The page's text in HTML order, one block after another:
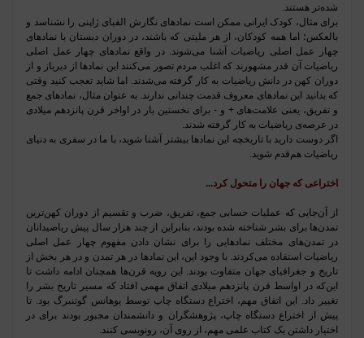
شده‌تر هستند.
برای مثال، کودک ایرانی ممکن است نمادهای نگارش الفبای ژاپنی را نشناسد و
بالعکس؛ اما همه کودکان، از هر ملیتی که باشند، در دوران دبستان با نمادهای
چهار عمل اصلی ریاضیات آشنا می‌شوند. در واقع نمادهای چهار عمل اصلی
ریاضیات آن قدر مشهورند که اغلب مردم تصور می‌کنند این نمادها از دیرباز و از
دوران کهن در دانش ریاضیات به کار گرفته می‌شدند. اما شاید تعجب کنید وقتی
که بدانید این نمادهای معروف قدمت چندانی ندارند. به عنوان مثال، نمادهای جمع
و تفریق، یعنی علامت‌های + و - برای نخستین بار در اواخر قرن پانزدهم میلادی
در عرصه‌ی ریاضیات به کار گرفته شدند.
اگر دوست دارید با تاریخچه‌ این نمادها بیشتر آشنا شوید، با ما در سفری به دنیای
ریاضیات هم‌قدم شوید.
اختراعی که جهان را متحول کرد...
از آن‌جایی که عملیات حسابی جمع، تفریق، ضرب و تقسیم از دوران کهن‌ترین
تمدن‌ها برای بشر شناخته شده بودند، بنابراین از چند هزار سال پیش ریاضیدانان
در تمدن‌های مختلف نمادهایی را برای نشان دادن مفهوم چهار عمل اصلی
ریاضیات استفاده می‌کردند. با وجود این، این نمادها در هر تمدن و در هر بخش از
تاریخ و جغرافیای جهان متفاوت بودند. این رویه قرن‌ها همچنان ادامه داشت تا
این‌که در اواسط قرن پانزدهم میلادی اتفاق مهمی افتاد که مسیر تاریخ بشر را
تغییر داد. این اتفاق مهم، اختراع دستگاه چاپ توسط یوهانس گوتنبرگ بود. تا
پیش از اختراع دستگاه چاپ، پژوهشگران و دانشمندان مجبور بودند برای در
اختیار داشتن یک کتاب علمی مهم، از روی آن، رونویسی کنند.